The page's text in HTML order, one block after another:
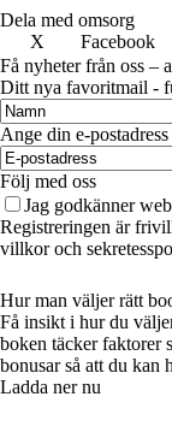
Dela med omsorg
X
Facebook
Få nyheter från oss –
Ditt nya favoritmail -
Ange din e-
Följ med oss
Jag godkänner
Registreringen är
villkor och
Hur man väljer rätt
Få insikt i hur du
boken täcker faktorer
bonusar så att du kan
Ladda ner nu